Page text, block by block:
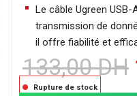
Le câble Ugreen
transmission de
il offre fiabilité et
133,00DH
Rupture de stock